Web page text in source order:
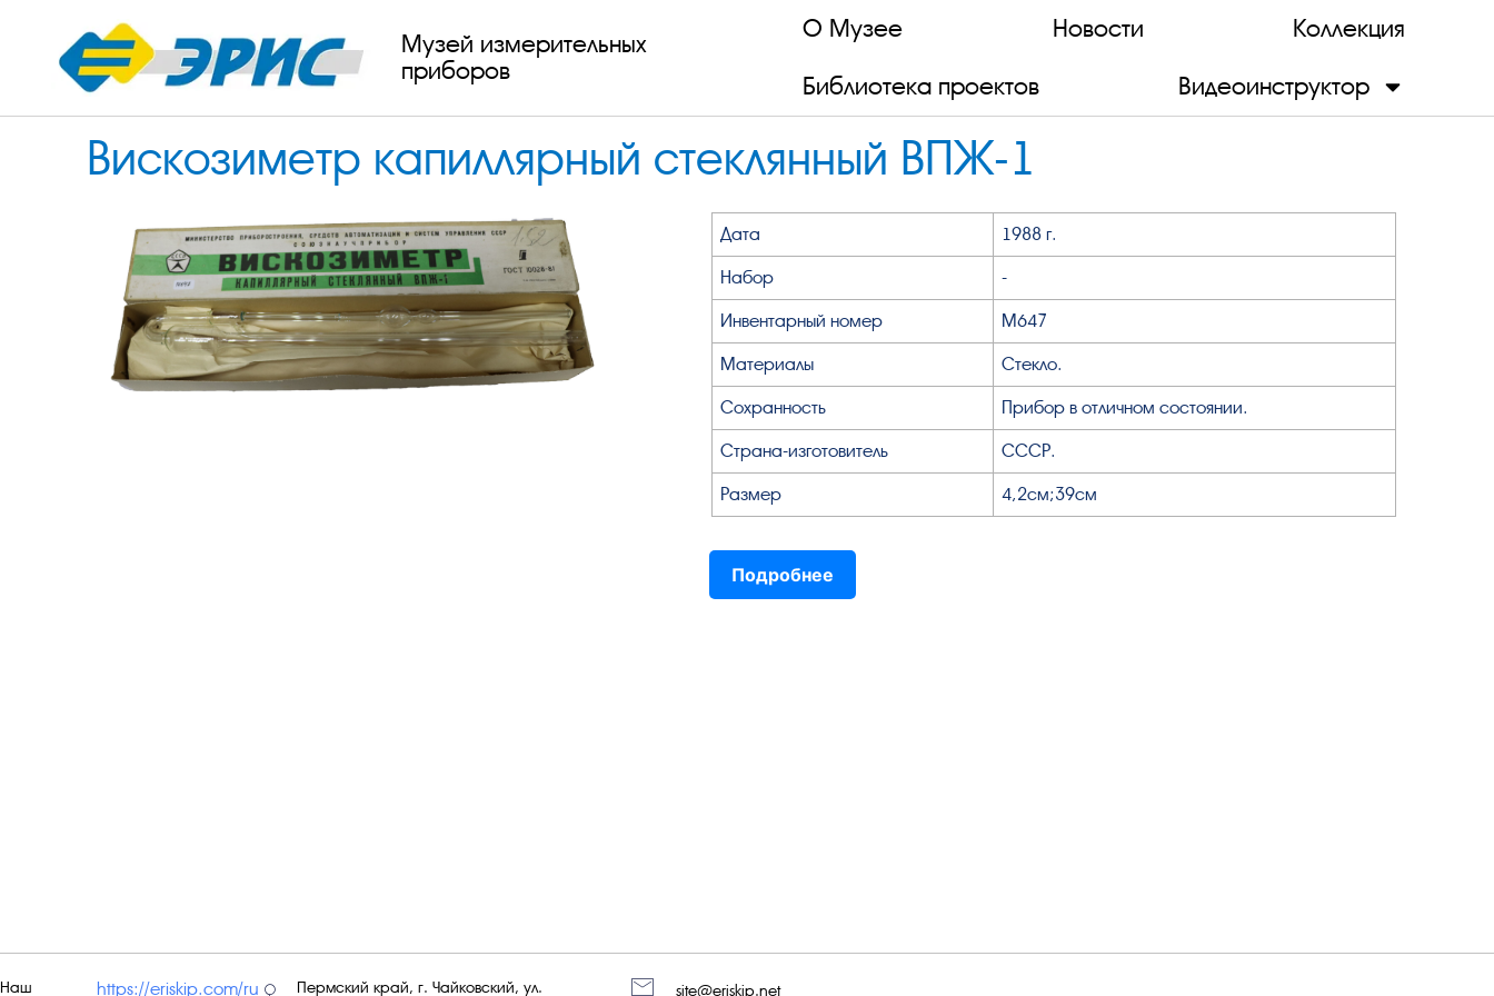
Музей измерительных
приборов
О Музее Новости Коллекция
Библиотека проектов Видеоинструктор
Вискозиметр капиллярный стеклянный ВПЖ-1
Дата 1988 г.
Набор -
Инвентарный номер М647
Материалы Стекло.
Сохранность Прибор в отличном состоянии.
Страна-изготовитель СССР.
Размер 4,2см;39см
Подробнее
Наш https://eriskip.com/ru Пермский край, г. Чайковский, ул. site@eriskip.net